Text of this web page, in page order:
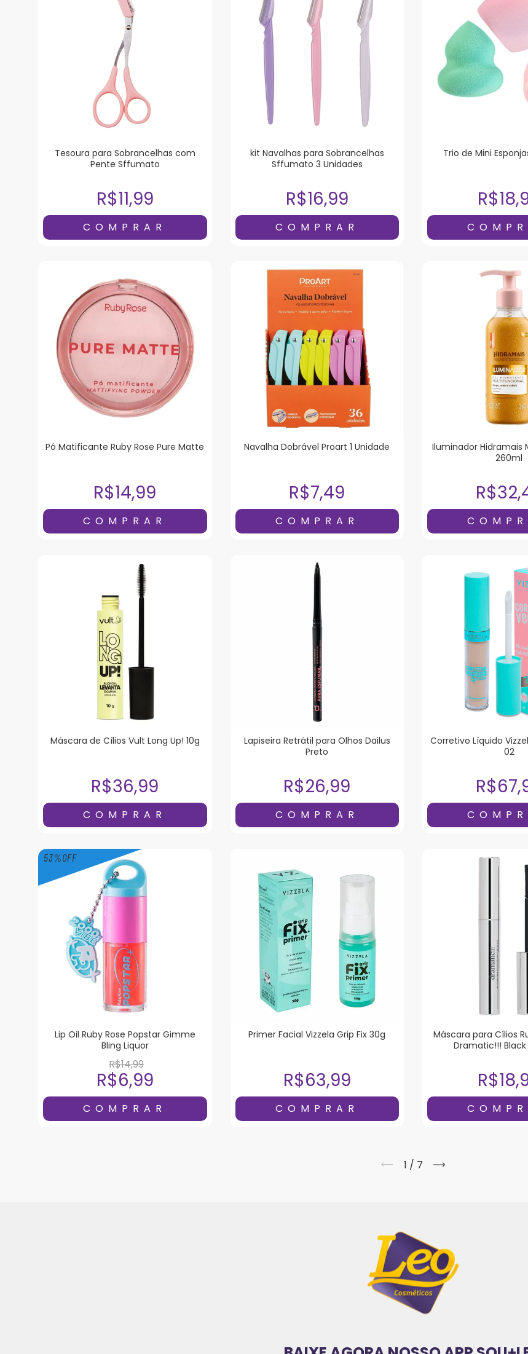
Tesoura para Sobrancelhas com
Pente Sffumato
R$11,99
kit Navalhas para Sobrancelhas
Sffumato 3 Unidades
R$16,99
Trio de Mini
Pó Matificante Ruby Rose Pure Matte
R$14,99
Navalha Dobrável Proart 1 Unidade
R$7,49
Iluminador Hidramais
260ml
Máscara de Cílios Vult Long Up! 10g
R$36,99
Lapiseira Retrátil para Olhos Dailus
Preto
R$26,99
Corretivo Líquido
02
53%OFF
Lip Oil Ruby Rose Popstar Gimme
Bling Liquor
R$14,99
R$6,99
Primer Facial Vizzela Grip Fix 30g
R$63,99
Máscara para Cílios
Dramatic!!! Black
1 / 7